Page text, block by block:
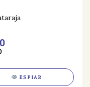
ESPIAR